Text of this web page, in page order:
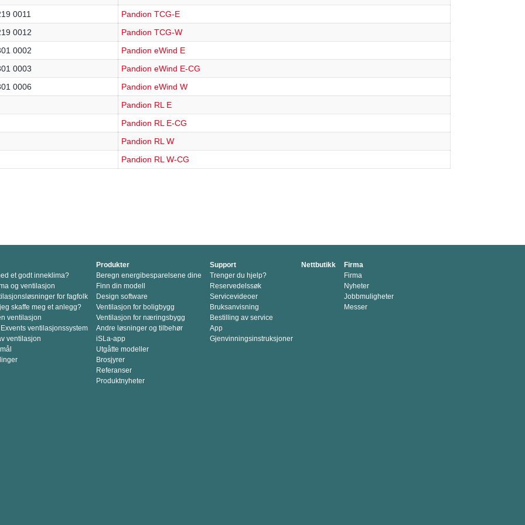
0011
Pandion TCG-E
0012
Pandion TCG-W
0002
Pandion eWind E
0003
Pandion eWind E-CG
0006
Pandion eWind W
Pandion RL E
Pandion RL E-CG
Pandion RL W
Pandion RL W-CG
et godt inneklima?
og ventilasjon
for fagfolk
skaffe meg et anlegg?
ventilasjon
ventilasjonssystem
ventilasjon
Produkter
Beregn energibesparelsene dine
Finn din modell
Design software
Ventilasjon for boligbygg
Ventilasjon for næringsbygg
Andre løsninger og tilbehør
iSLa-app
Utgåtte modeller
Brosjyrer
Referanser
Produktnyheter
Support
Trenger du hjelp?
Reservedelssøk
Servicevideoer
Bruksanvisning
Bestilling av service
App
Gjenvinningsinstruksjoner
Nettbutikk
Firma
Firma
Nyheter
Jobbmuligheter
Messer